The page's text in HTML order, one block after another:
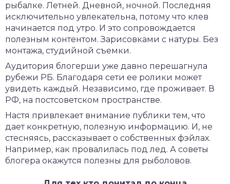
рыбалке. Летней. Дневной, ночной. Последняя
исключительно увлекательна, потому что клев
начинается под утро. И это сопровождается
полезным контентом. Зарисовками с натуры. Без
монтажа, студийной съемки.
Аудитория блогерши уже давно перешагнула
рубежи РБ. Благодаря сети ее ролики может
увидеть каждый. Независимо, где проживает. В
РФ, на постсоветском пространстве.
Настя привлекает внимание публики тем, что
дает конкретную, полезную информацию. И, не
стесняясь, рассказывает о собственных фэйлах.
Например, как провалилась под лед. А советы
блогера окажутся полезны для рыболовов.